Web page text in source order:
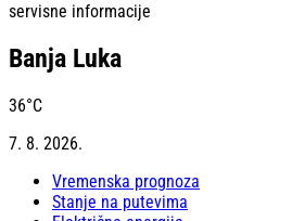
servisne informacije
Banja Luka
36°C
7. 8. 2026.
Vremenska prognoza
Stanje na putevima